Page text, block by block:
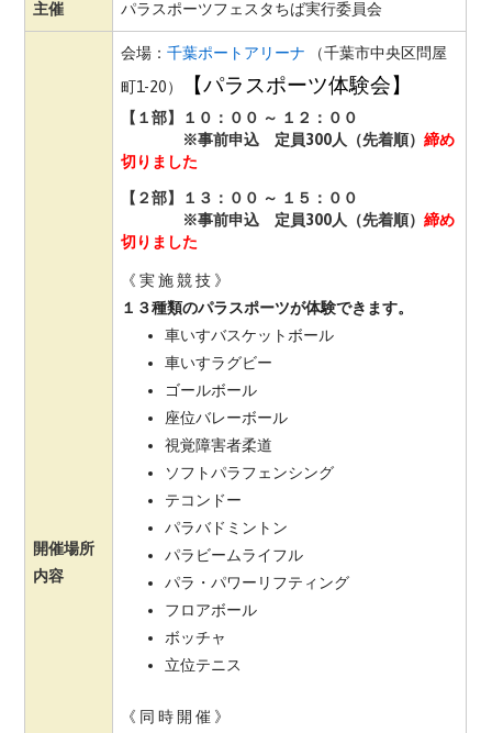
主催 パラスポーツフェスタちば実行委員会
開催場所
内容
会場：千葉ポートアリーナ （千葉市中央区問屋
町1-20）
【パラスポーツ体験会】
【１部】１０：００ ～ １２：００
※事前申込 定員300人（先着順）締め
切りました
【２部】１３：００ ～ １５：００
※事前申込 定員300人（先着順）締め
切りました
《 実 施 競 技 》
１３種類のパラスポーツが体験できます。
車いすバスケットボール
車いすラグビー
ゴールボール
座位バレーボール
視覚障害者柔道
ソフトパラフェンシング
テコンドー
パラバドミントン
パラビームライフル
パラ・パワーリフティング
フロアボール
ボッチャ
立位テニス
《 同 時 開 催 》